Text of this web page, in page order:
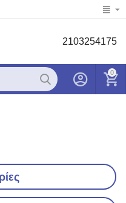
2103254175
0